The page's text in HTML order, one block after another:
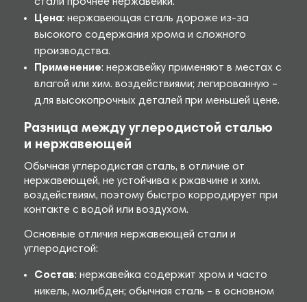
Цена: нержавеющая сталь дороже из-за
высокого содержания хрома и сложного
производства.
Применение: нержавейку применяют в местах с
влагой или хим. воздействиями; легированную –
для высокопрочных деталей при меньшей цене.
Разница между углеродистой сталью
и нержавеющей
Обычная углеродистая сталь, в отличие от
нержавеющей, не устойчива к ржавчине и хим.
воздействиям, поэтому быстро корродирует при
контакте с водой или воздухом.
Основные отличия нержавеющей стали и
углеродистой:
Состав: нержавейка содержит хром и часто
никель, молибден; обычная сталь – в основном